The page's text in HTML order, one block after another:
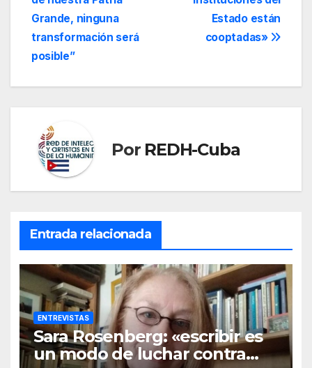
Estado están
cooptadas»
Grande, ninguna
transformación será
posible”
Por REDH-Cuba
Entrada relacionada
ENTREVISTAS
Sara Rosenberg: «escribir es
un modo de luchar contra